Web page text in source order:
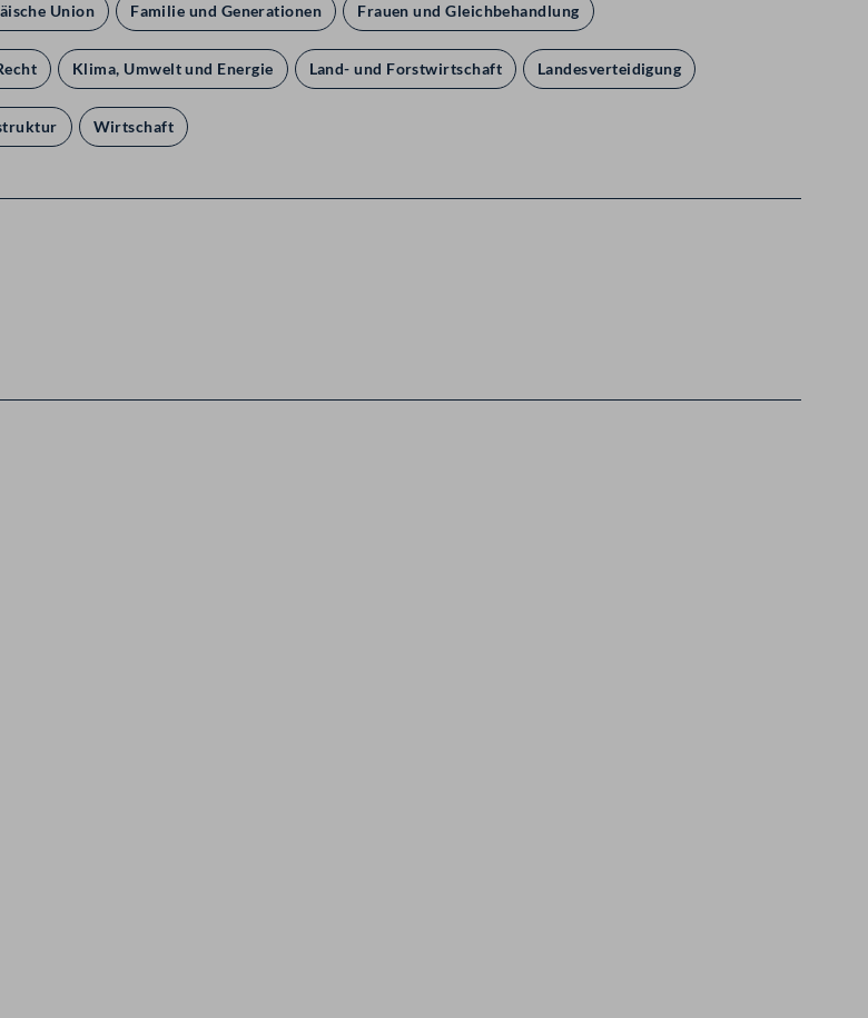
Union Familie und Generationen Frauen und Gleichbehandlung
Klima, Umwelt und Energie Land- und Forstwirtschaft Landesverteidigung
Wirtschaft